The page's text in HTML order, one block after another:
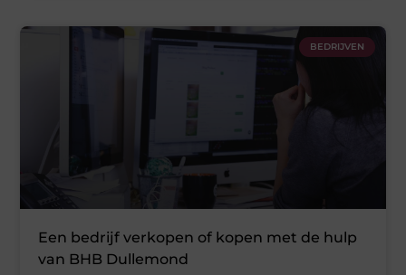
BEDRIJVEN
Een bedrijf verkopen of kopen met de hulp
van BHB Dullemond